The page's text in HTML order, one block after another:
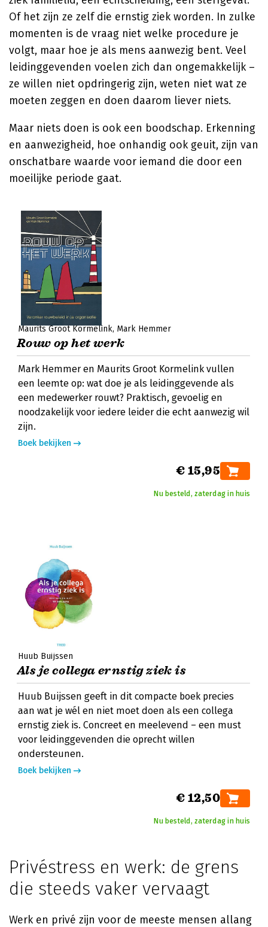
Of het zijn ze zelf die ernstig ziek worden. In zulke
momenten is de vraag niet welke procedure je
volgt, maar hoe je als mens aanwezig bent. Veel
leidinggevenden voelen zich dan ongemakkelijk –
ze willen niet opdringerig zijn, weten niet wat ze
moeten zeggen en doen daarom liever niets.
Maar niets doen is ook een boodschap. Erkenning
en aanwezigheid, hoe onhandig ook geuit, zijn van
onschatbare waarde voor iemand die door een
moeilijke periode gaat.
Maurits Groot Kormelink Mark Hemmer
Rouw op het werk
Mark Hemmer en Maurits Groot Kormelink vullen
een leemte op: wat doe je als leidinggevende als
een medewerker rouwt? Praktisch, gevoelig en
noodzakelijk voor iedere leider die echt aanwezig wil
zijn.
Boek bekijken
€ 15,95
Nu besteld, zaterdag in huis
Huub Buijssen
Als je collega ernstig ziek is
Huub Buijssen geeft in dit compacte boek precies
aan wat je wél en niet moet doen als een collega
ernstig ziek is. Concreet en meelevend – een must
voor leidinggevenden die oprecht willen
ondersteunen.
Boek bekijken
€ 12,50
Nu besteld, zaterdag in huis
Privéstress en werk: de grens
die steeds vaker vervaagt
Werk en privé zijn voor de meeste mensen allang